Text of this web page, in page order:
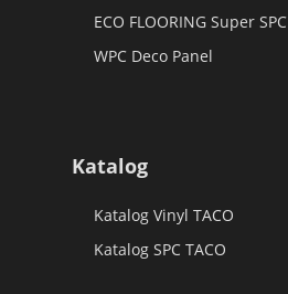
ECO FLOORING Super SPC
WPC Deco Panel
Katalog
Katalog Vinyl TACO
Katalog SPC TACO